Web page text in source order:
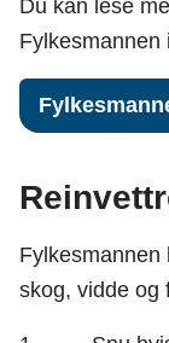
Du kan lese
Fylkesmannen
Fylkesmannen
skog, vidde og